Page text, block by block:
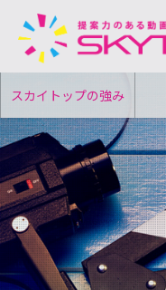
ン
テ
ン
ツ
へ
ス
キ
プ
スカイトップの強み